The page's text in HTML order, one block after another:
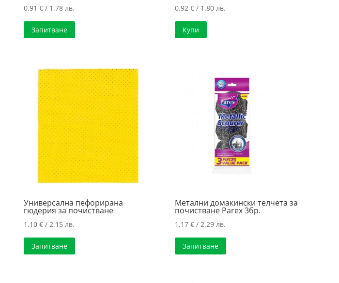
0.91 €/ 1.78 лв.
Запитване
0.92€ / 1.80 лв.
Купи
Универсална пефорирана
гюдерия за почистване
1.10 €/ 2.15 лв.
Запитване
Метални домакински телчета за
почистване Parex 3бр.
1.17€ / 2.29 лв.
Запитване